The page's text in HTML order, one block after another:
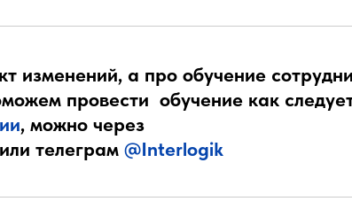
изменений, а про обучение
провести обучение как
, можно через
или телеграм @Interlogik